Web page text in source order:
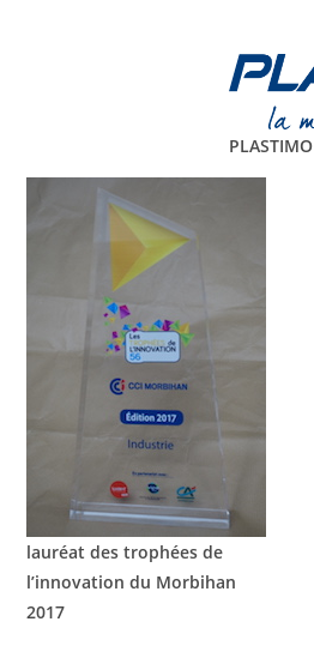
PLASTIMO
lauréat des trophées de
l’innovation du Morbihan
2017